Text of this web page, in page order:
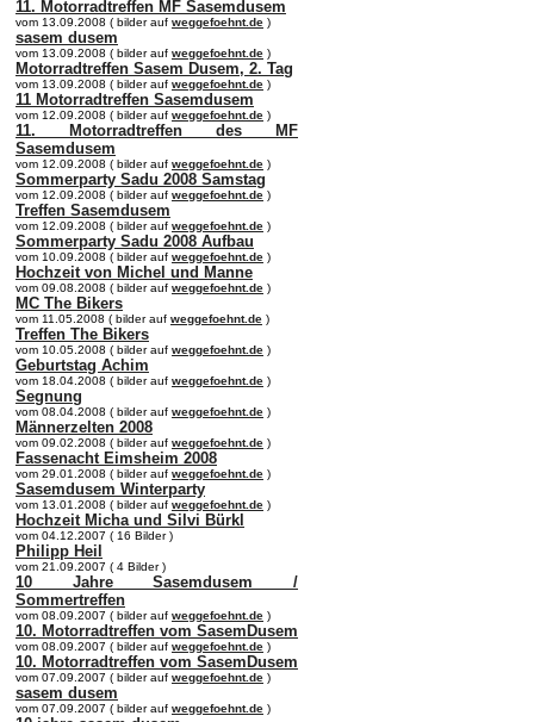
11. Motorradtreffen MF Sasemdusem
vom 13.09.2008 ( bilder auf weggefoehnt.de )
sasem dusem
vom 13.09.2008 ( bilder auf weggefoehnt.de )
Motorradtreffen Sasem Dusem, 2. Tag
vom 13.09.2008 ( bilder auf weggefoehnt.de )
11 Motorradtreffen Sasemdusem
vom 12.09.2008 ( bilder auf weggefoehnt.de )
11. Motorradtreffen des MF
Sasemdusem
vom 12.09.2008 ( bilder auf weggefoehnt.de )
Sommerparty Sadu 2008 Samstag
vom 12.09.2008 ( bilder auf weggefoehnt.de )
Treffen Sasemdusem
vom 12.09.2008 ( bilder auf weggefoehnt.de )
Sommerparty Sadu 2008 Aufbau
vom 10.09.2008 ( bilder auf weggefoehnt.de )
Hochzeit von Michel und Manne
vom 09.08.2008 ( bilder auf weggefoehnt.de )
MC The Bikers
vom 11.05.2008 ( bilder auf weggefoehnt.de )
Treffen The Bikers
vom 10.05.2008 ( bilder auf weggefoehnt.de )
Geburtstag Achim
vom 18.04.2008 ( bilder auf weggefoehnt.de )
Segnung
vom 08.04.2008 ( bilder auf weggefoehnt.de )
Männerzelten 2008
vom 09.02.2008 ( bilder auf weggefoehnt.de )
Fassenacht Eimsheim 2008
vom 29.01.2008 ( bilder auf weggefoehnt.de )
Sasemdusem Winterparty
vom 13.01.2008 ( bilder auf weggefoehnt.de )
Hochzeit Micha und Silvi Bürkl
vom 04.12.2007 ( 16 Bilder )
Philipp Heil
vom 21.09.2007 ( 4 Bilder )
10 Jahre Sasemdusem /
Sommertreffen
vom 08.09.2007 ( bilder auf weggefoehnt.de )
10. Motorradtreffen vom SasemDusem
vom 08.09.2007 ( bilder auf weggefoehnt.de )
10. Motorradtreffen vom SasemDusem
vom 07.09.2007 ( bilder auf weggefoehnt.de )
sasem dusem
vom 07.09.2007 ( bilder auf weggefoehnt.de )